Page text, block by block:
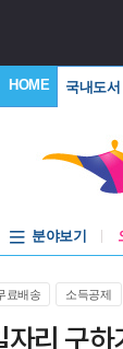
HOME 국내도서
분야보기
료배송 소득공제
자리 구하